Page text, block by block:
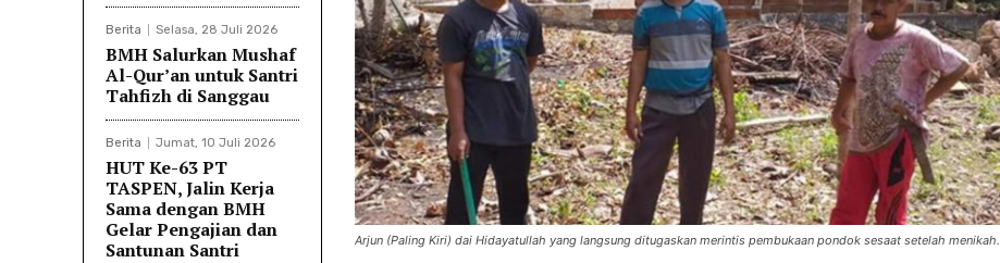
Berita Selasa, 28 Juli 2026
BMH Salurkan Mushaf
Al-Qur’an untuk Santri
Tahfizh di Sanggau
Berita Jumat, 10 Juli 2026
HUT Ke-63 PT
TASPEN, Jalin Kerja
Sama dengan BMH
Gelar Pengajian dan
Santunan Santri
Arjun (Paling Kiri) dai Hidayatullah yang langsung ditugaskan merintis pembukaan pondok sesaat setelah menikah.